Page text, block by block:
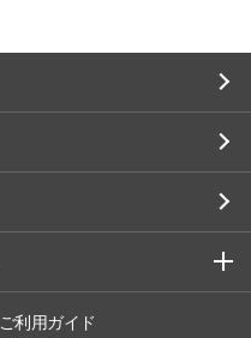
ご利用ガイド